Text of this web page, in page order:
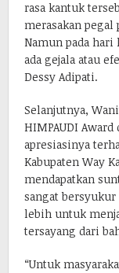
rasa kantuk
merasakan pegal
Namun pada
ada gejala atau
Dessy Adipati.
Selanjutnya,
HIMPAUDI
apresiasinya
Kabupaten Way
mendapatkan
sangat
lebih untuk
tersayang dari
“Untuk